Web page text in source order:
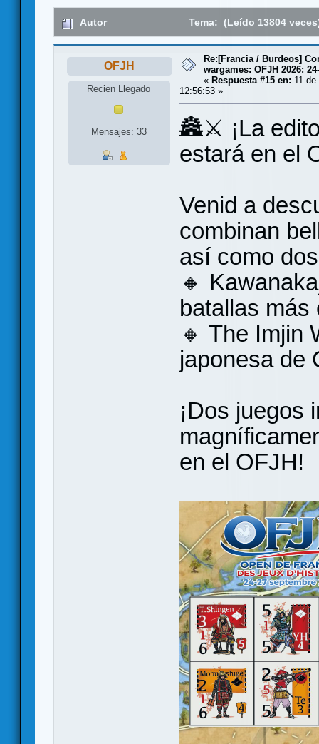
Autor Tema: (Leído 13804
OFJH
Recien Llegado
Mensajes: 33
Re:[Francia / Burdeos]
wargames: OFJH 2026:
« Respuesta #15 en: 11
12:56:53 »
🏯⚔️ ¡La
estará en el
Venid a
combinan
así como
🔸
batallas más
🔸 The Imjin
japonesa de
¡Dos juegos
en el OFJH!